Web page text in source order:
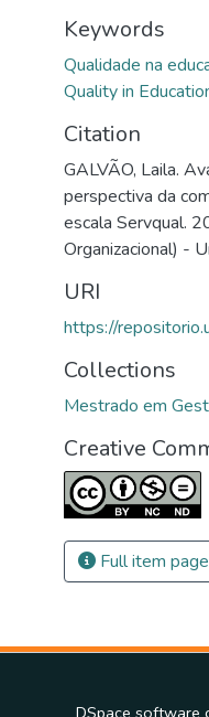
Keywords
Qualidade na
Quality in
Citation
GALVÃO, Laila.
perspectiva da
escala Servqual.
Organizacional) -
URI
https://
Collections
Mestrado em
Creative
Full item page
DSpace software